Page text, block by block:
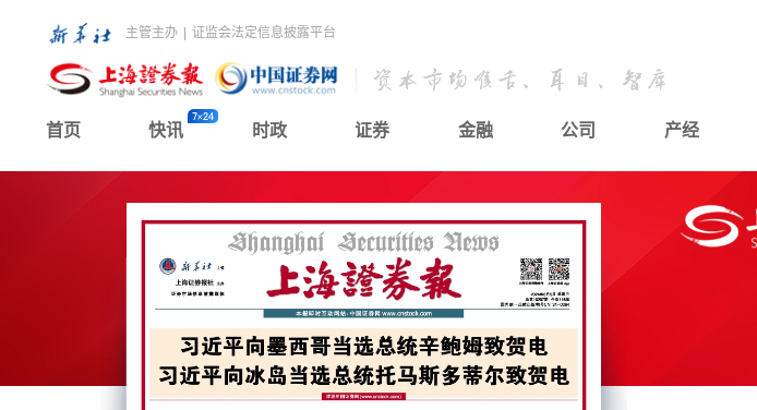
主管主办 证监会法定信息披露平台
首页 快讯 时政 证券 金融 公司 产经